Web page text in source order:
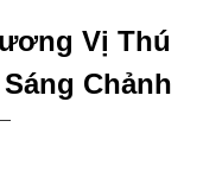
Vị Thú
Chảnh